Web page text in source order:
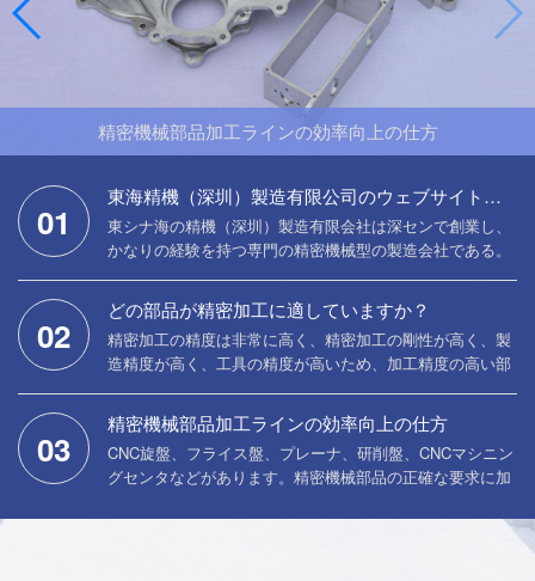
東海精機製造有限公司
01
東海精機（深圳）製造有限公司のウェブサイトをおめでとうございます
東シナ海の精機（深圳）製造有限会社は深センで創業し、
かなりの経験を持つ専門の精密機械型の製造会社である。
などの輸入機械加工設備を装備し、加工精度は0.002 mm
に達する。会社のサービスの分野はコネクタ、コンピュー
タのハードディスクドライブ、マイクロモーター、印刷
機、時計、オートメーションの設備などに関連していま
す。
02
どの部品が精密加工に適していますか？
精密加工の精度は非常に高く、精密加工の剛性が高く、製
造精度が高く、工具の精度が高いため、加工精度の高い部
以下は当社の紹介です：
03
精密機械部品加工ラインの効率向上の仕方
CNC旋盤、フライス盤、プレーナ、研削盤、CNCマシニン
グセンタなどがあります。精密機械部品の正確な要求に加
要件を知る必要があります。 5段階の加工では、機械部品